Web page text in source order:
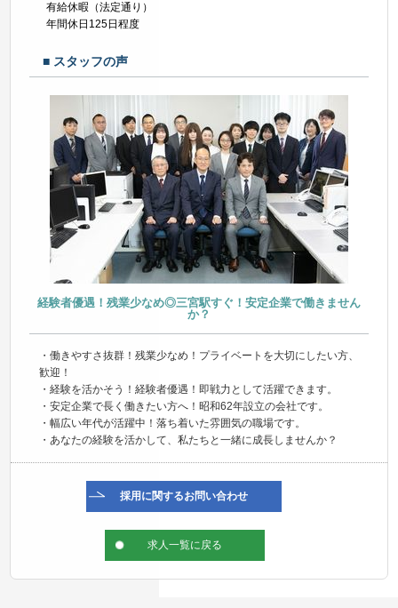
有給休暇（法定通り）
年間休日125日程度
■ スタ ッフの声
経験者優遇！残業少なめ◎三宮駅すぐ！安定企業で働きません
か？
・働きやすさ抜群！残業少なめ！プライベートを大切にしたい方、
歓迎！
・経験を活かそう！経験者優遇！即戦力として活躍できます。
・安定企業で長く働きたい方へ！昭和62年設立の会社です。
・幅広い年代が活躍中！落ち着いた雰囲気の職場です。
・あなたの経験を活かして、私たちと一緒に成長しませんか？
採用に関するお問い合わせ
求人一覧に戻る